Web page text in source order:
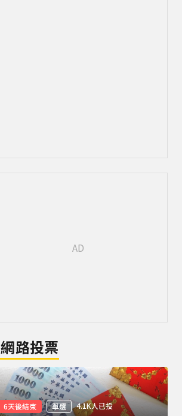
網路投票
6天後結束 單選 4.1K人已投